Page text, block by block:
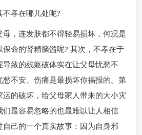
孝在哪几处呢?
，连发肤都不得轻易损坏，何况是
命的肾精脑髓呢? 其次，不孝在于
致的残躯破体实在让父母忧愁不
不安、伤痛是最损坏你福报的。第
的破坏，给父母家人带来的大小灾
最容易忽略的也最难以让人相信
己的一个真实故事：因为自身邪